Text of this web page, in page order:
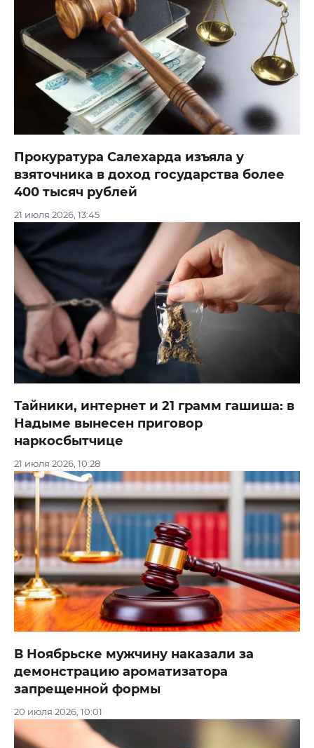
Прокуратура Салехарда изъяла у
взяточника в доход государства более
400 тысяч рублей
21 июля 2026, 13:45
Тайники, интернет и 21 грамм гашиша: в
Надыме вынесен приговор
наркосбытчице
21 июля 2026, 10:28
В Ноябрьске мужчину наказали за
демонстрацию ароматизатора
запрещенной формы
20 июля 2026, 10:01